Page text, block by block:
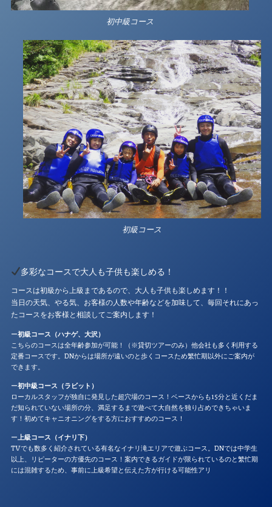
初中級コース
初級コース
多彩なコースで大人も子供も楽しめる！
コースは初級から上級まであるので、大人も子供も楽しめます！！
当日の天気、やる気、お客様の人数や年齢などを加味して、毎回それにあっ
たコースをお客様と相談してご案内します！
ー初級コース（ハナゲ、大沢）
こちらのコースは全年齢参加が可能！（※貸切ツアーのみ）他会社も多く利用する
定番コースです。DNからは場所が遠いのと歩くコースため繁忙期以外にご案内が
できます。
ー初中級コース（ラビット）
ローカルスタッフが独自に発見した超穴場のコース！ベースからも15分と近くだま
だ知られていない場所の分、満足するまで遊べて大自然を独り占めできちゃいま
す！初めてキャニオニングをする方におすすめのコース！
ー 上級コース（イナリ下）
TVでも数多く紹介されている有名なイナリ滝エリアで遊ぶコース。DNでは中学生
以上、リピーターの方優先のコース！案内できるガイドが限られているのと繁忙期
には混雑するため、事前に上級希望と伝えた方が行ける可能性アリ